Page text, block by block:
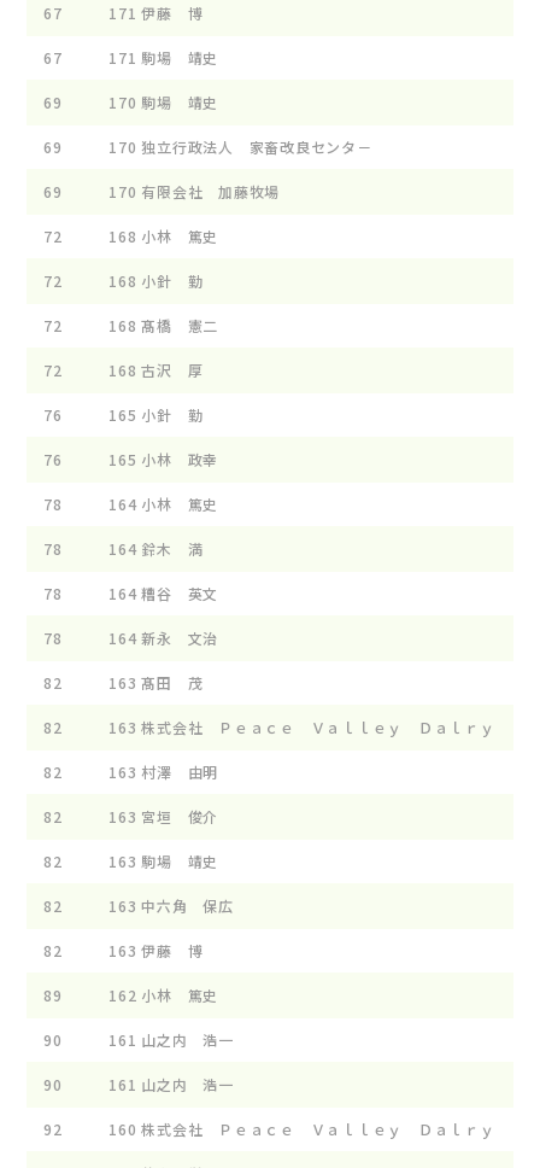
67 171 伊藤 博
67 171 駒場 靖史
69 170 駒場 靖史
69 170 独立行政法人 家畜改良センタ－
69 170 有限会社 加藤牧場
72 168 小林 篤史
72 168 小針 勤
72 168 髙橋 憲二
72 168 古沢 厚
76 165 小針 勤
76 165 小林 政幸
78 164 小林 篤史
78 164 鈴木 満
78 164 糟谷 英文
78 164 新永 文治
82 163 髙田 茂
82 163 株式会社 Ｐｅａｃｅ Ｖａｌｌｅｙ Ｄａｌｒｙ
82 163 村澤 由明
82 163 宮垣 俊介
82 163 駒場 靖史
82 163 中六角 保広
82 163 伊藤 博
89 162 小林 篤史
90 161 山之内 浩一
90 161 山之内 浩一
92 160 株式会社 Ｐｅａｃｅ Ｖａｌｌｅｙ Ｄａｌｒｙ